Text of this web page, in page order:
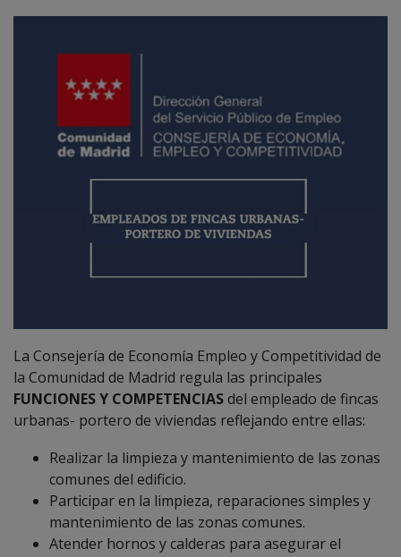
La Consejería de Economía Empleo y Competitividad de
la Comunidad de Madrid regula las principales
FUNCIONES Y COMPETENCIASdel empleado de fincas
urbanas- portero de viviendas reflejando entre ellas:
Realizar la limpieza y mantenimiento de las zonas
comunes del edificio.
Participar en la limpieza, reparaciones simples y
mantenimiento de las zonas comunes.
Atender hornos y calderas para asegurar el